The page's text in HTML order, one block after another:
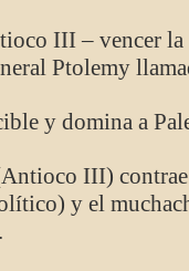
III – vencer
Ptolemy
y domina a
III)
y el